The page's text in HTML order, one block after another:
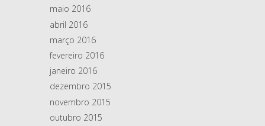
maio 2016
abril 2016
março 2016
fevereiro 2016
janeiro 2016
dezembro 2015
novembro 2015
outubro 2015